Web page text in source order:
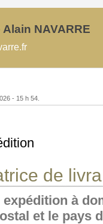
NAVARRE
- 15 h 54.
de
expédition à
et le pays